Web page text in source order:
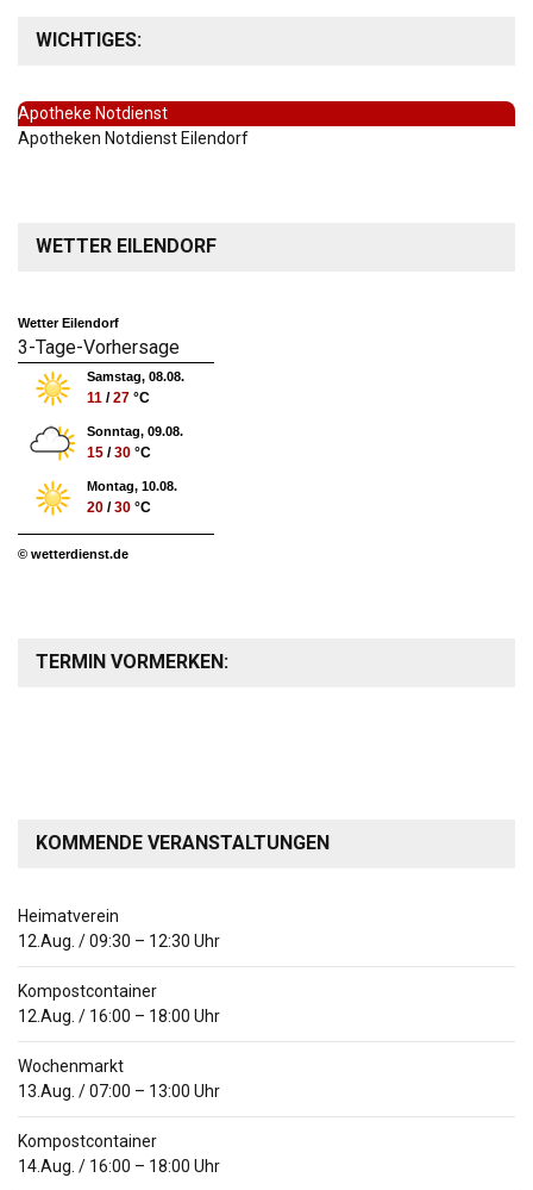
WICHTIGES:
Apotheke Notdienst
Apotheken Notdienst Eilendorf
WETTER EILENDORF
Wetter Eilendorf
3-Tage-Vorhersage
Samstag, 08.08.
11 /27 °C
Sonntag, 09.08.
15 /30 °C
Montag, 10.08.
20 /30 °C
© wetterdienst.de
TERMIN VORMERKEN:
KOMMENDE VERANSTALTUNGEN
Heimatverein
12.Aug. /09:30 – 12:30 Uhr
Kompostcontainer
12.Aug. / 16:00 – 18:00 Uhr
Wochenmarkt
13.Aug. /07:00 – 13:00 Uhr
Kompostcontainer
14.Aug. / 16:00 – 18:00 Uhr